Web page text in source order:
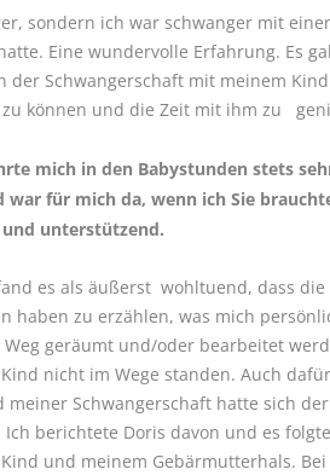
sondern ich war schwanger mit
Eine wundervolle Erfahrung. Es
der Schwangerschaft mit meinem
können und die Zeit mit ihm zu
mich in den Babystunden stets
war für mich da, wenn ich Sie
unterstützend.
es als äußerst wohltuend, dass
haben zu erzählen, was mich
Weg geräumt und/oder bearbeitet
nicht im Wege standen. Auch
meiner Schwangerschaft hatte sich
Ich berichtete Doris davon und es
und meinem Gebärmutterhals.